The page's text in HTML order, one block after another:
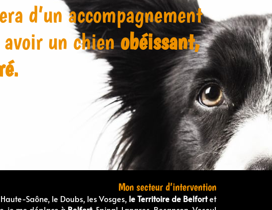
d’un accompagnement
un chienobéissant,
.
Mon secteur d’intervention
Saône, le Doubs, les Vosges, le Territoire de Belfortet